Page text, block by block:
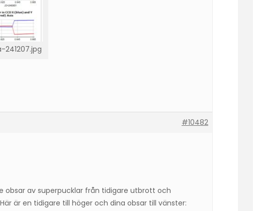
#10482
obsar av superpucklar från tidigare utbrott och
är en tidigare till höger och dina obsar till vänster: